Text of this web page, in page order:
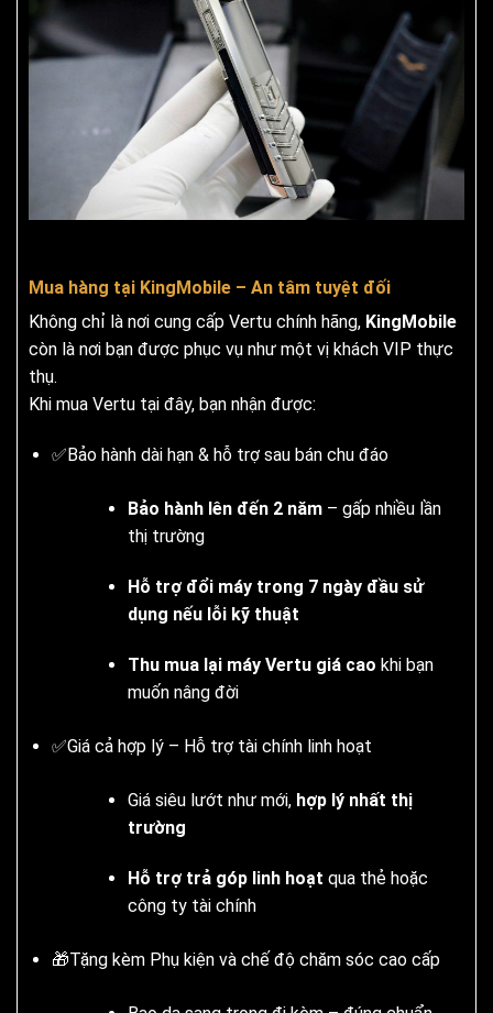
Mua hàng tại KingMobile – An tâm tuyệt đối
Không chỉ là nơi cung cấp Vertu chính hãng, KingMobile
còn là nơi bạn được phục vụ như một vị khách VIP thực
thụ.
Khi mua Vertu tại đây, bạn nhận được:
✅Bảo hành dài hạn & hỗ trợ sau bán chu đáo
Bảo hành lên đến 2 năm– gấp nhiều lần
thị trường
Hỗ trợ đổi máy trong 7 ngày đầu sử
dụng nếu lỗi kỹ thuật
Thu mua lại máy Vertu giá cao khi bạn
muốn nâng đời
✅Giá cả hợp lý – Hỗ trợ tài chính linh hoạt
Giá siêu lướt như mới, hợp lý nhất thị
trường
Hỗ trợ trả góp linh hoạt qua thẻ hoặc
công ty tài chính
🎁Tặng kèm Phụ kiện và chế độ chăm sóc cao cấp